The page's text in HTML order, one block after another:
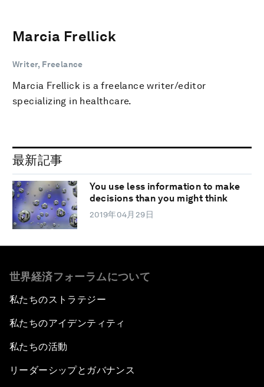
Marcia Frellick
Writer, Freelance
Marcia Frellick is a freelance writer/editor
specializing in healthcare.
最新記事
You use less information to make
decisions than you might think
2019年04月29日
世界経済フォーラムについて
私たちのストラテジー
私たちのアイデンティティ
私たちの活動
リーダーシップとガバナンス